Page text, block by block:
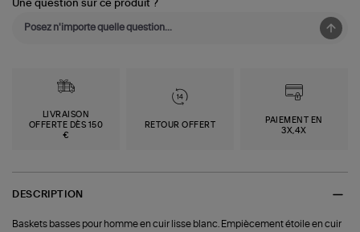
Une question sur ce produit ?
LIVRAISON
OFFERTE DÈS 150
€
RETOUR OFFERT
PAIEMENT EN
3X,4X
DESCRIPTION
Baskets basses pour homme en cuir lisse blanc. Empiècement étoile en cuir